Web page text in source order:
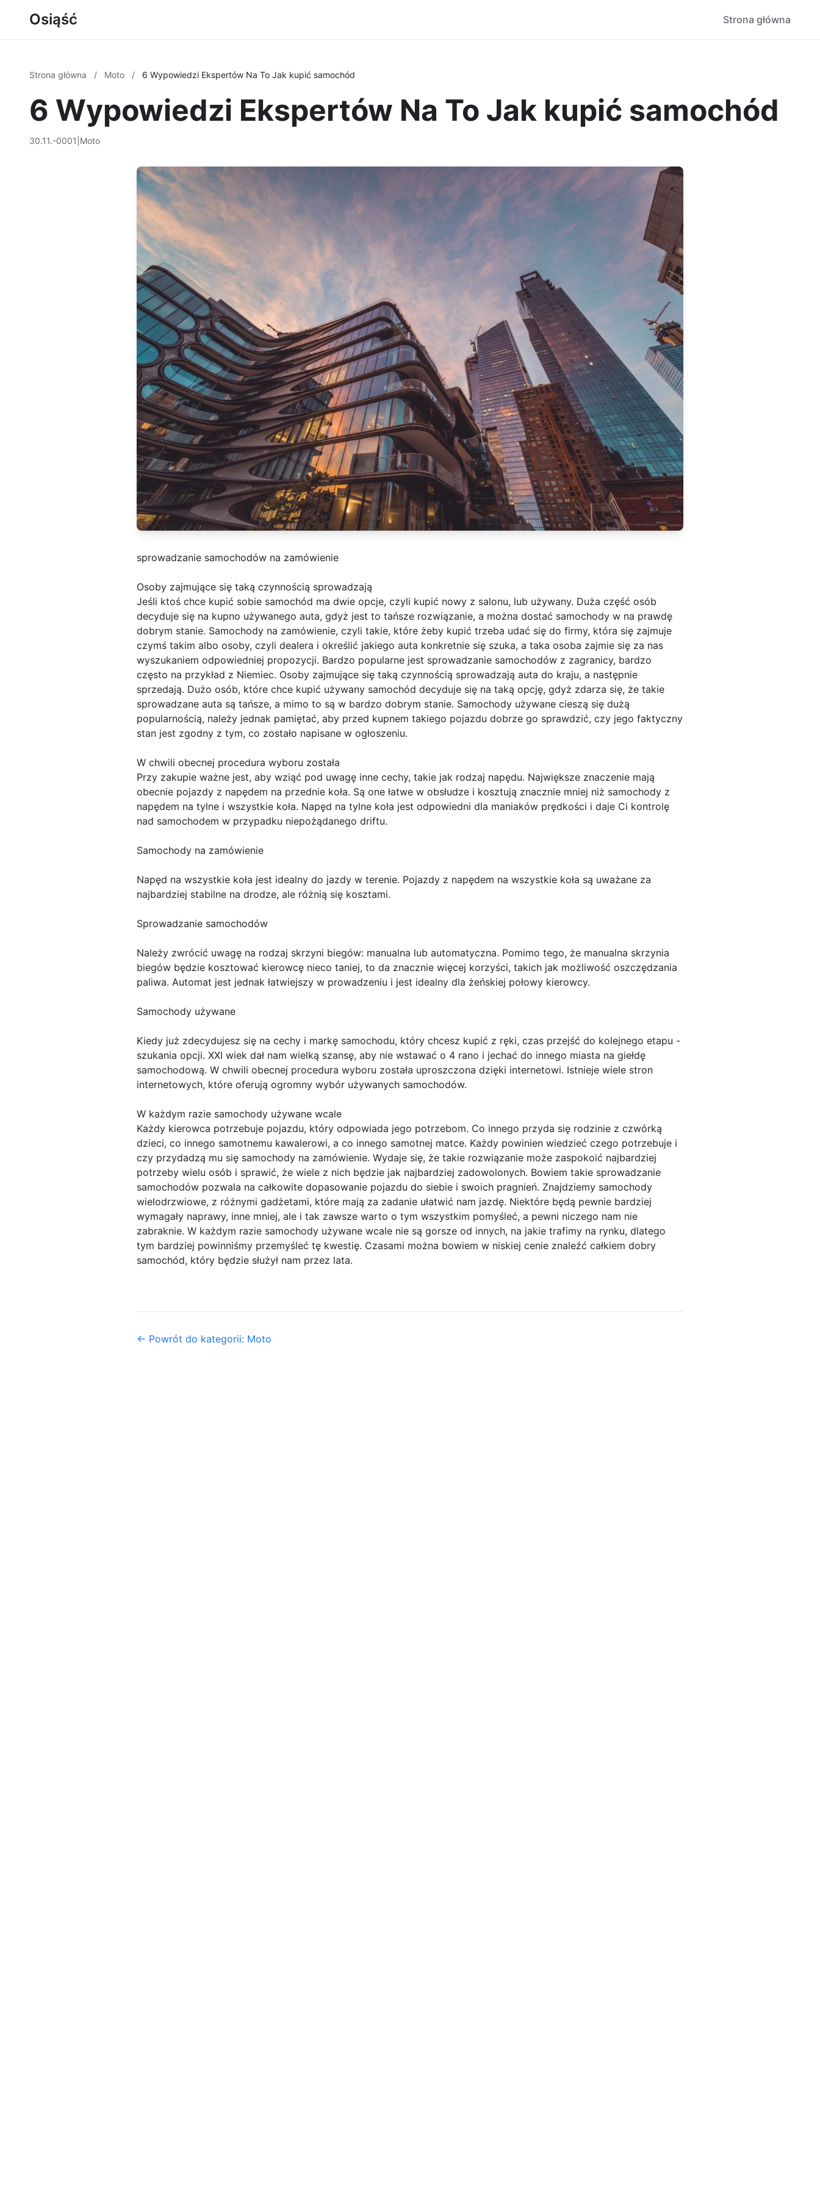
Osiąść Strona główna
Strona główna / Moto / 6 Wypowiedzi Ekspertów Na To Jak kupić samochód
6 Wypowiedzi Ekspertów Na To Jak kupić samochód
30.11.-0001 Moto
sprowadzanie samochodów na zamówienie
Osoby zajmujące się taką czynnością sprowadzają
Jeśli ktoś chce kupić sobie samochód ma dwie opcje, czyli kupić nowy z salonu, lub używany. Duża część osób
decyduje się na kupno używanego auta, gdyż jest to tańsze rozwiązanie, a można dostać samochody w na prawdę
dobrym stanie. Samochody na zamówienie, czyli takie, które żeby kupić trzeba udać się do firmy, która się zajmuje
czymś takim albo osoby, czyli dealera i określić jakiego auta konkretnie się szuka, a taka osoba zajmie się za nas
wyszukaniem odpowiedniej propozycji. Bardzo popularne jest sprowadzanie samochodów z zagranicy, bardzo
często na przykład z Niemiec. Osoby zajmujące się taką czynnością sprowadzają auta do kraju, a następnie
sprzedają. Dużo osób, które chce kupić używany samochód decyduje się na taką opcję, gdyż zdarza się, że takie
sprowadzane auta są tańsze, a mimo to są w bardzo dobrym stanie. Samochody używane cieszą się dużą
popularnością, należy jednak pamiętać, aby przed kupnem takiego pojazdu dobrze go sprawdzić, czy jego faktyczny
stan jest zgodny z tym, co zostało napisane w ogłoszeniu.
W chwili obecnej procedura wyboru została
Przy zakupie ważne jest, aby wziąć pod uwagę inne cechy, takie jak rodzaj napędu. Największe znaczenie mają
obecnie pojazdy z napędem na przednie koła. Są one łatwe w obsłudze i kosztują znacznie mniej niż samochody z
napędem na tylne i wszystkie koła. Napęd na tylne koła jest odpowiedni dla maniaków prędkości i daje Ci kontrolę
nad samochodem w przypadku niepożądanego driftu.
Samochody na zamówienie
Napęd na wszystkie koła jest idealny do jazdy w terenie. Pojazdy z napędem na wszystkie koła są uważane za
najbardziej stabilne na drodze, ale różnią się kosztami.
Sprowadzanie samochodów
Należy zwrócić uwagę na rodzaj skrzyni biegów: manualna lub automatyczna. Pomimo tego, że manualna skrzynia
biegów będzie kosztować kierowcę nieco taniej, to da znacznie więcej korzyści, takich jak możliwość oszczędzania
paliwa. Automat jest jednak łatwiejszy w prowadzeniu i jest idealny dla żeńskiej połowy kierowcy.
Samochody używane
Kiedy już zdecydujesz się na cechy i markę samochodu, który chcesz kupić z ręki, czas przejść do kolejnego etapu -
szukania opcji. XXI wiek dał nam wielką szansę, aby nie wstawać o 4 rano i jechać do innego miasta na giełdę
samochodową. W chwili obecnej procedura wyboru została uproszczona dzięki internetowi. Istnieje wiele stron
internetowych, które oferują ogromny wybór używanych samochodów.
W każdym razie samochody używane wcale
Każdy kierowca potrzebuje pojazdu, który odpowiada jego potrzebom. Co innego przyda się rodzinie z czwórką
dzieci, co innego samotnemu kawalerowi, a co innego samotnej matce. Każdy powinien wiedzieć czego potrzebuje i
czy przydadzą mu się samochody na zamówienie. Wydaje się, że takie rozwiązanie może zaspokoić najbardziej
potrzeby wielu osób i sprawić, że wiele z nich będzie jak najbardziej zadowolonych. Bowiem takie sprowadzanie
samochodów pozwala na całkowite dopasowanie pojazdu do siebie i swoich pragnień. Znajdziemy samochody
wielodrzwiowe, z różnymi gadżetami, które mają za zadanie ułatwić nam jazdę. Niektóre będą pewnie bardziej
wymagały naprawy, inne mniej, ale i tak zawsze warto o tym wszystkim pomyśleć, a pewni niczego nam nie
zabraknie. W każdym razie samochody używane wcale nie są gorsze od innych, na jakie trafimy na rynku, dlatego
tym bardziej powinniśmy przemyśleć tę kwestię. Czasami można bowiem w niskiej cenie znaleźć całkiem dobry
samochód, który będzie służył nam przez lata.
← Powrót do kategorii: Moto